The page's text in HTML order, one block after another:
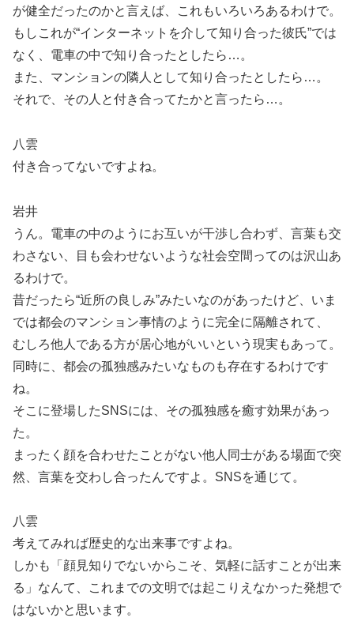
が健全だったのかと言えば、これもいろいろあるわけで。
もしこれが“インターネットを介して知り合った彼氏”では
なく、電車の中で知り合ったとしたら…。
また、マンションの隣人として知り合ったとしたら…。
それで、その人と付き合ってたかと言ったら…。
八雲
付き合ってないですよね。
岩井
うん。電車の中のようにお互いが干渉し合わず、言葉も交
わさない、目も会わせないような社会空間ってのは沢山あ
るわけで。
昔だったら“近所の良しみ”みたいなのがあったけど、いま
では都会のマンション事情のように完全に隔離されて、
むしろ他人である方が居心地がいいという現実もあって。
同時に、都会の孤独感みたいなものも存在するわけです
ね。
そこに登場したSNSには、その孤独感を癒す効果があっ
た。
まったく顔を合わせたことがない他人同士がある場面で突
然、言葉を交わし合ったんですよ。SNSを通じて。
八雲
考えてみれば歴史的な出来事ですよね。
しかも「顔見知りでないからこそ、気軽に話すことが出来
る」なんて、これまでの文明では起こりえなかった発想で
はないかと思います。